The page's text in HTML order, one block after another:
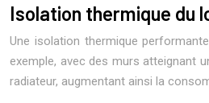
Isolation thermique du
Une isolation thermique
exemple, avec des murs atteignant
radiateur, augmentant ainsi la